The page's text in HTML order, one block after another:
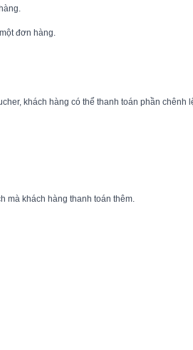
đơn hàng.
khách hàng có thể thanh toán phần chênh
mà khách hàng thanh toán thêm.